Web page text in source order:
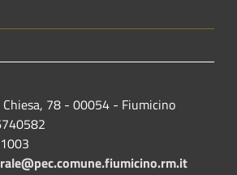
Chiesa, 78 - 00054 - Fiumicino